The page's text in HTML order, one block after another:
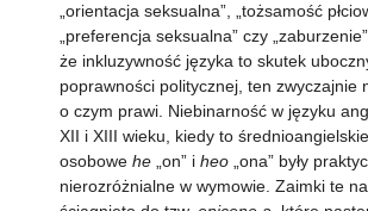
„orientacja seksualna”, „tożsamość
„preferencja seksualna” czy
że inkluzywność języka to skutek
poprawności politycznej, ten zwyczajnie
o czym prawi. Niebinarność w języku
XII i XIII wieku, kiedy to
osobowe he„on” i heo„ona” były
nierozróżnialne w wymowie. Zaimki te